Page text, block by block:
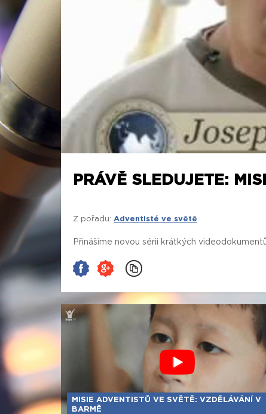
PRÁVĚ SLEDUJETE:
Z pořadu: Adventisté ve světě
Přinášíme novou sérii krátkých
MISIE ADVENTISTŮ VE SVĚTĚ: VZDĚLÁVÁNÍ V
BARMĚ